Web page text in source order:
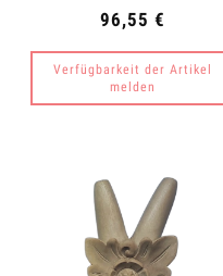
96,55 €
Verfügbarkeit der Artikel
melden